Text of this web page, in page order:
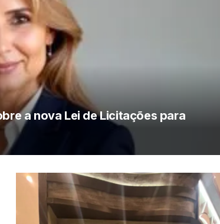
a nova Lei de Licitações para